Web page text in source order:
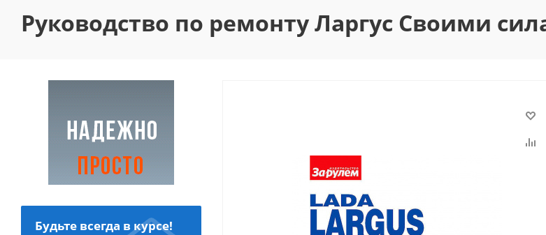
Руководство по ремонту Ларгус Своими
Будьте всегда в курсе!